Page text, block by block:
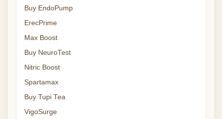
Buy EndoPump
ErecPrime
Max Boost
Buy NeuroTest
Nitric Boost
Spartamax
Buy Tupi Tea
VigoSurge